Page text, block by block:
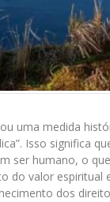
uma medida
Isso significa
ser humano, o
do valor
dos